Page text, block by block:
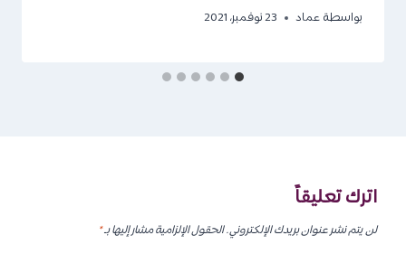
بواسطة عماد 23 نوفمبر، 2021
اترك تعليقاً
لن يتم نشر عنوان بريدك الإلكتروني.الحقول الإلزامية مشار إليها بـ*